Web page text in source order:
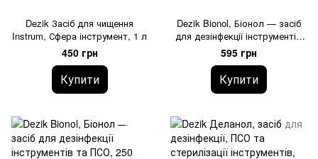
Dezik Засіб для чищення
Instrum, Сфера інструмент, 1 л
450 грн
Купити
Dezik Bionol, Біонол — засіб
для дезінфекції інструментів
та ПСО, 1 л
595 грн
Купити